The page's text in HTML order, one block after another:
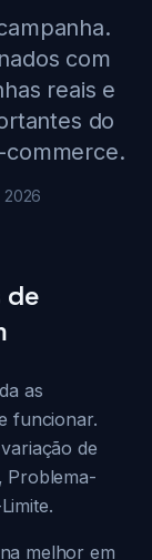
com
reais e
do
commerce.
2026
de
as
funcionar.
de
Problema-
melhor em